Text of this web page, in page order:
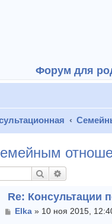
Форум для
Поиск
Re: Консультации
С
Elka » 10 ноя 2015,